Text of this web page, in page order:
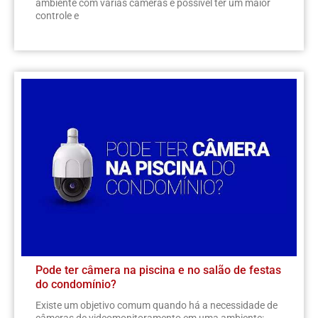
ambiente com várias câmeras é possível ter um maior
controle e
Pode ter câmera na piscina e no salão de festas
do condomínio?
Existe um objetivo comum quando há a necessidade de